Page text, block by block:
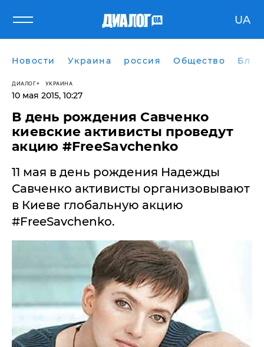
UA
Новости Украина россия Общество
ДИАЛОГ УКРАИНА
10 мая 2015, 10:27
В день рождения Савченко
киевские активисты проведут
акцию #FreeSavchenko
11 мая в день рождения Надежды
Савченко активисты организовывают
в Киеве глобальную акцию
#FreeSavchenko.